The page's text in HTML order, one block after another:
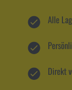
Alle
Direkt